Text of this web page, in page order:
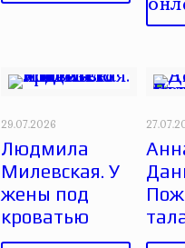
29.07.2026
Людмила
Милевская. У
жены под
кроватью